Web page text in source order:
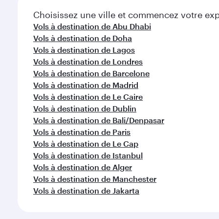
Choisissez une ville et commencez votre
Vols à destination de Abu Dhabi
Vols à destination de Doha
Vols à destination de Lagos
Vols à destination de Londres
Vols à destination de Barcelone
Vols à destination de Madrid
Vols à destination de Le Caire
Vols à destination de Dublin
Vols à destination de Bali/Denpasar
Vols à destination de Paris
Vols à destination de Le Cap
Vols à destination de Istanbul
Vols à destination de Alger
Vols à destination de Manchester
Vols à destination de Jakarta